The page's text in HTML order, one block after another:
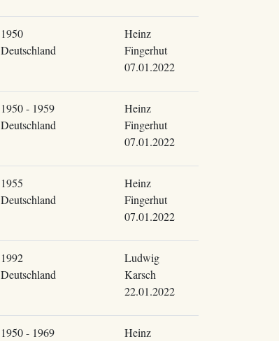
1950
Deutschland
Heinz
Fingerhut
07.01.2022
1950 - 1959
Deutschland
Heinz
Fingerhut
07.01.2022
1955
Deutschland
Heinz
Fingerhut
07.01.2022
1992
Deutschland
Ludwig
Karsch
22.01.2022
1950 - 1969
Heinz